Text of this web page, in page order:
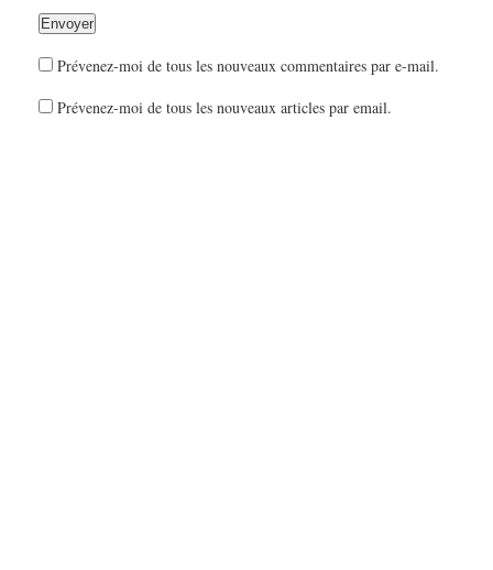
Prévenez-moi de tous les nouveaux commentaires par e-mail.
Prévenez-moi de tous les nouveaux articles par email.